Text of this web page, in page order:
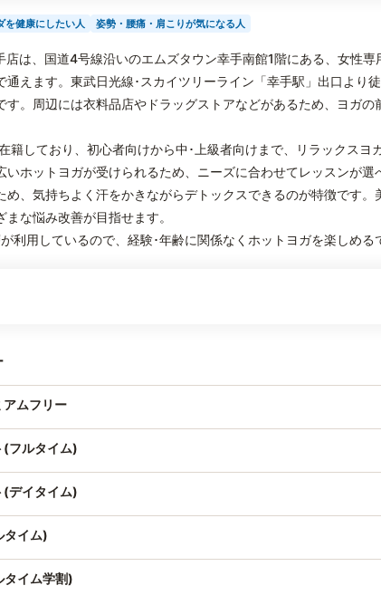
を健康にしたい人 姿勢・腰痛・肩こりが気になる人
は、国道4号線沿いのエムズタウン幸手南館1階にある、女性
えます。東武日光線･スカイツリーライン「幸手駅」出口より
。周辺には衣料品店やドラッグストアなどがあるため、ヨガの
籍しており、初心者向けから中･上級者向けまで、リラックスヨ
いホットヨガが受けられるため、ニーズに合わせてレッスンが選
め、気持ちよく汗をかきながらデトックスできるのが特徴です。
な悩み改善が目指せます。
利用しているので、経験･年齢に関係なくホットヨガを楽しめる
アムフリー
(フルタイム)
(デイタイム)
タイム)
タイム学割)